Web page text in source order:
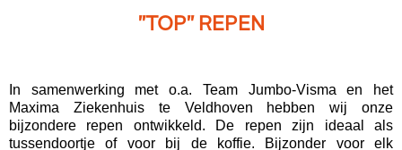
"TOP" REPEN
In samenwerking met o.a. Team Jumbo-Visma en het
Maxima Ziekenhuis te Veldhoven hebben wij onze
bijzondere repen ontwikkeld. De repen zijn ideaal als
tussendoortje of voor bij de koffie. Bijzonder voor elk